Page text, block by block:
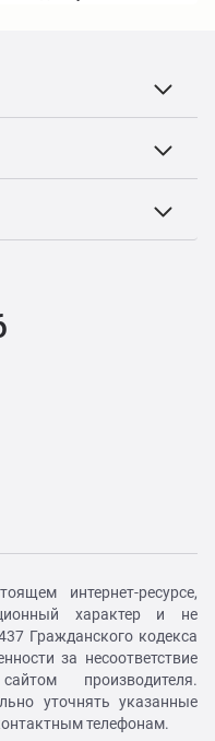
интернет-ресурсе,
характер и не
Гражданского кодекса
за несоответствие
производителя.
уточнять указанные
телефонам.